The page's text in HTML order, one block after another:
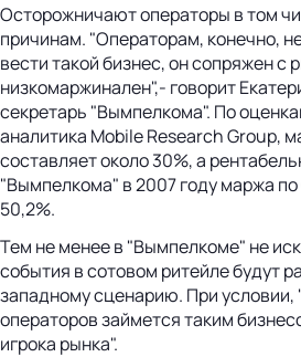
Осторожничают операторы в том
причинам. "Операторам, конечно,
вести такой бизнес, он сопряжен с
низкомаржинален",- говорит
секретарь "Вымпелкома". По
аналитика Mobile Research Group,
составляет около 30%, а
"Вымпелкома" в 2007 году маржа по
50,2%.
Тем не менее в "Вымпелкоме" не
события в сотовом ритейле будут
западному сценарию. При условии,
операторов займется таким
игрока рынка".